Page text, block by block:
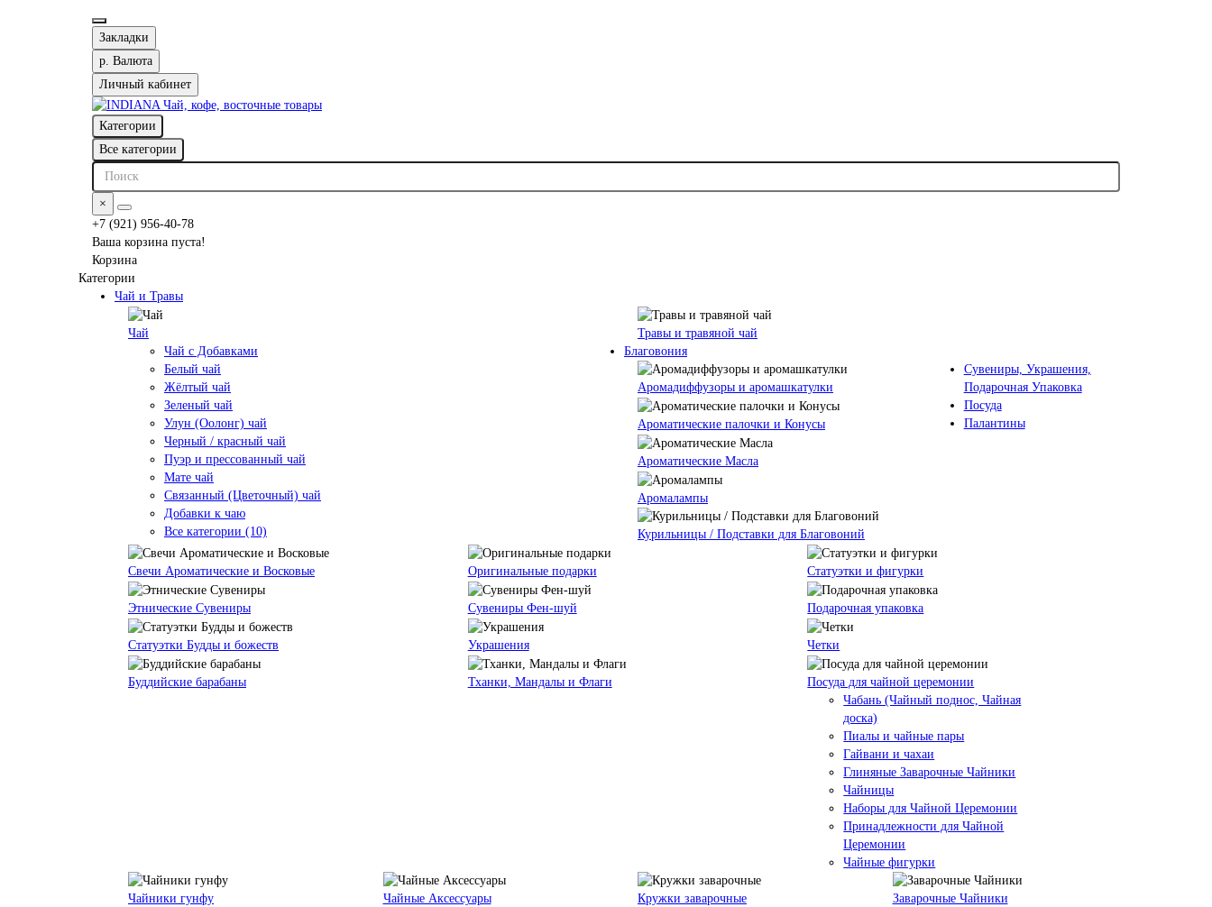
Закладки
р. Валюта
Личный кабинет
Категории
Все категории
×
+7 (921) 956-40-78
Ваша корзина пуста!
Корзина
Категории
Чай и Травы
Чай
Чай с Добавками
Белый чай
Жёлтый чай
Зеленый чай
Улун (Оолонг) чай
Черный / красный чай
Пуэр и прессованный чай
Мате чай
Связанный (Цветочный) чай
Добавки к чаю
Все категории (10)
Травы и травяной чай
Благовония
Аромадиффузоры и аромашкатулки
Ароматические палочки и Конусы
Ароматические Масла
Аромалампы
Курильницы / Подставки для Благовоний
Свечи Ароматические и Восковые
Сувениры, Украшения,
Подарочная Упаковка
Оригинальные подарки Статуэтки и фигурки
Этнические Сувениры Сувениры Фен-шуй Подарочная упаковка
Статуэтки Будды и божеств Украшения Четки
Буддийские барабаны Тханки, Мандалы и Флаги
Посуда
Посуда для чайной церемонии
Чабань (Чайный поднос, Чайная
доска)
Пиалы и чайные пары
Гайвани и чахаи
Глиняные Заварочные Чайники
Чайницы
Наборы для Чайной Церемонии
Принадлежности для Чайной
Церемонии
Чайные фигурки
Чайники гунфу Чайные Аксессуары Кружки заварочные Заварочные Чайники
Палантины